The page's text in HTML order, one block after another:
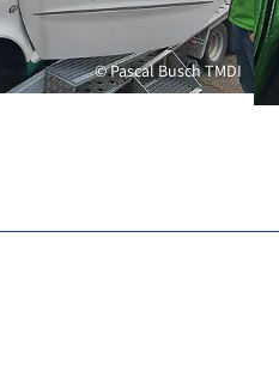
© Pascal Busch TMDI